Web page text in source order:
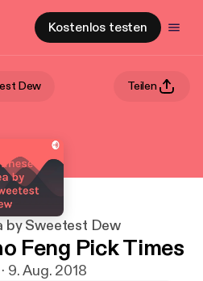
Kostenlos testen
Dew Teilen
by Sweetest Dew
Feng Pick Times
9. Aug. 2018